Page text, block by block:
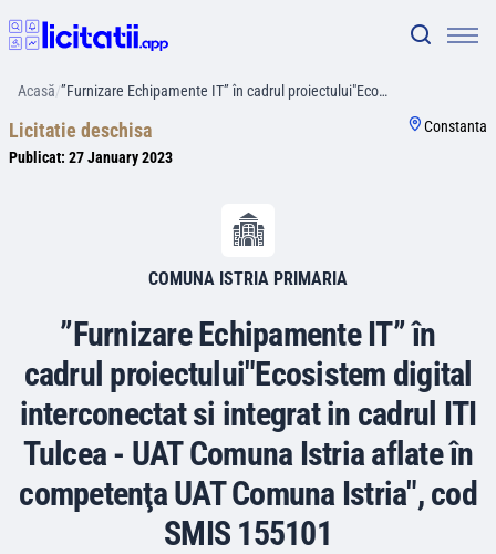
Acasă/”Furnizare Echipamente IT” în cadrul proiectului"Eco…
Licitatie deschisa
Publicat: 27 January 2023
Constanta
COMUNA ISTRIA PRIMARIA
”Furnizare Echipamente IT” în
cadrul proiectului"Ecosistem digital
interconectat si integrat in cadrul ITI
Tulcea - UAT Comuna Istria aflate în
competenţa UAT Comuna Istria", cod
SMIS 155101